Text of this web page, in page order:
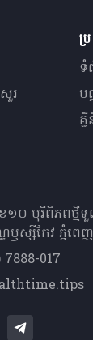
រ
ប្
ទំ
ប
គ្
១០ បុរីពិភពថ្មី
ស្សីកែវ ភ្នំពេញ
7888-017